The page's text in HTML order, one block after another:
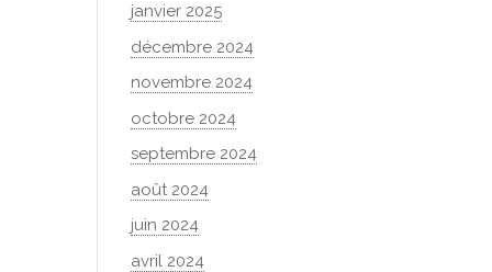
janvier 2025
décembre 2024
novembre 2024
octobre 2024
septembre 2024
août 2024
juin 2024
avril 2024